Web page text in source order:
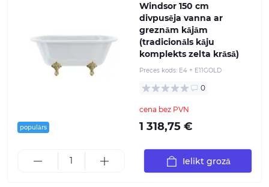
populārs
Windsor 150 cm
divpusēja vanna ar
greznām kājām
(tradicionāls kāju
komplekts zelta krāsā)
Preces kods: E4 + E11GOLD
0
cena bez PVN
1 318,75 €
Ielikt grozā